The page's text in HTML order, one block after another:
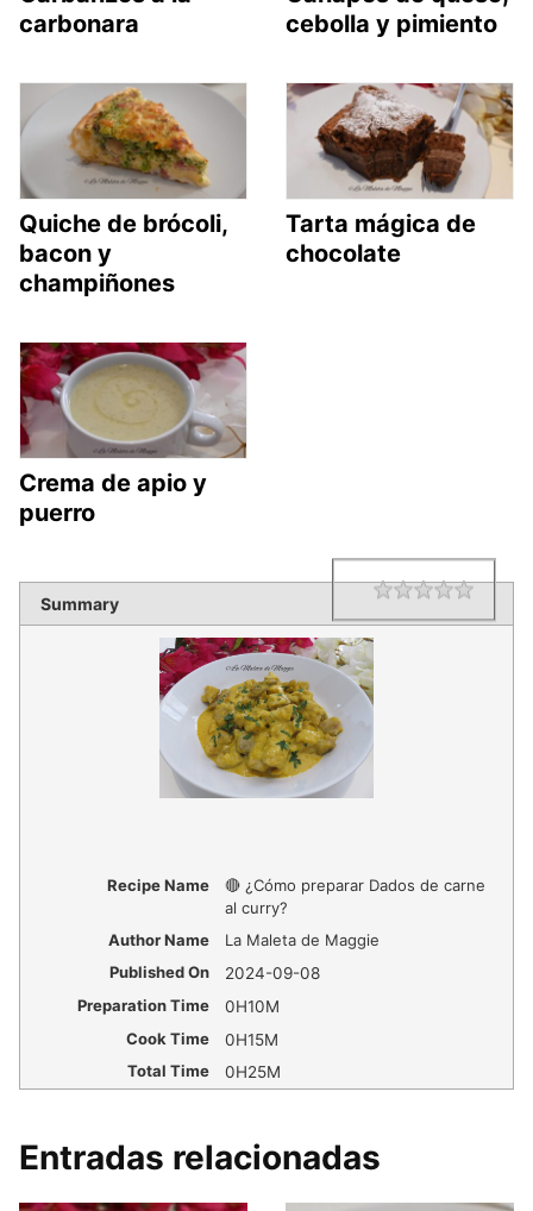
carbonara
cebolla y pimiento
Quiche de brócoli,
bacon y
champiñones
Tarta mágica de
chocolate
Crema de apio y
puerro
Summary Rating
Recipe Name
🔴 ¿Cómo preparar Dados de carne
al curry?
Author Name
La Maleta de Maggie
Published On
2024-09-08
Preparation Time
0H10M
Cook Time
0H15M
Total Time
0H25M
Entradas relacionadas